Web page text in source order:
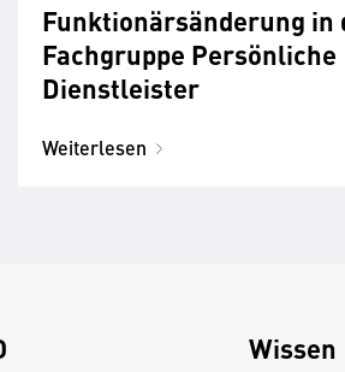
Funktionärsänderung in
Fachgruppe Persönliche
Dienstleister
Weiterlesen
Wissen